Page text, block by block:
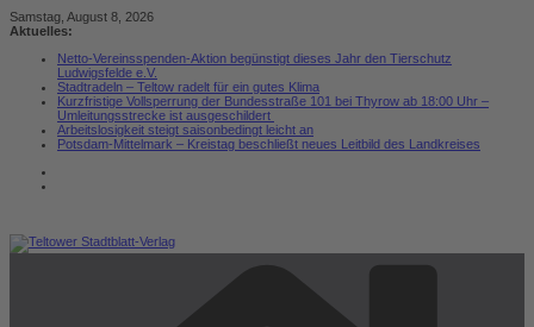
Zum
Inhalt
Samstag, August 8, 2026
Aktuelles:
Netto-Vereinsspenden-Aktion begünstigt dieses Jahr den Tierschutz
Ludwigsfelde e.V.
Stadtradeln – Teltow radelt für ein gutes Klima
Kurzfristige Vollsperrung der Bundesstraße 101 bei Thyrow ab 18:00 Uhr –
Umleitungsstrecke ist ausgeschildert
Arbeitslosigkeit steigt saisonbedingt leicht an
Potsdam-Mittelmark – Kreistag beschließt neues Leitbild des Landkreises